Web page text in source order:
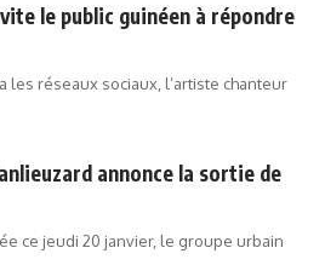
le public guinéen à répondre
les réseaux sociaux, l’artiste chanteur
annonce la sortie de
ce jeudi 20 janvier, le groupe urbain